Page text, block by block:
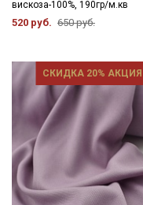
зависимости от партии.
вискоза-100%, 190гр/м.кв
520 руб. 650 руб.
СКИДКА 20% АКЦИЯ